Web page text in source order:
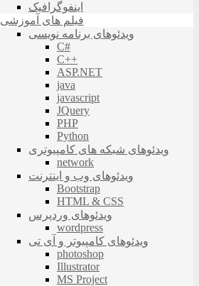
اینفوگرافیک
فیلم های آموزشی
ویدئوهای برنامه نویسی
C#
C++
ASP.NET
java
javascript
JQuery
PHP
Python
ویدئوهای شبکه های کامپیوتری
network
ویدئوهای وب و اینترنت
Bootstrap
HTML & CSS
ویدئوهای وردپرس
wordpress
ویدئوهای کامپیوتر و آی تی
photoshop
Illustrator
MS Project